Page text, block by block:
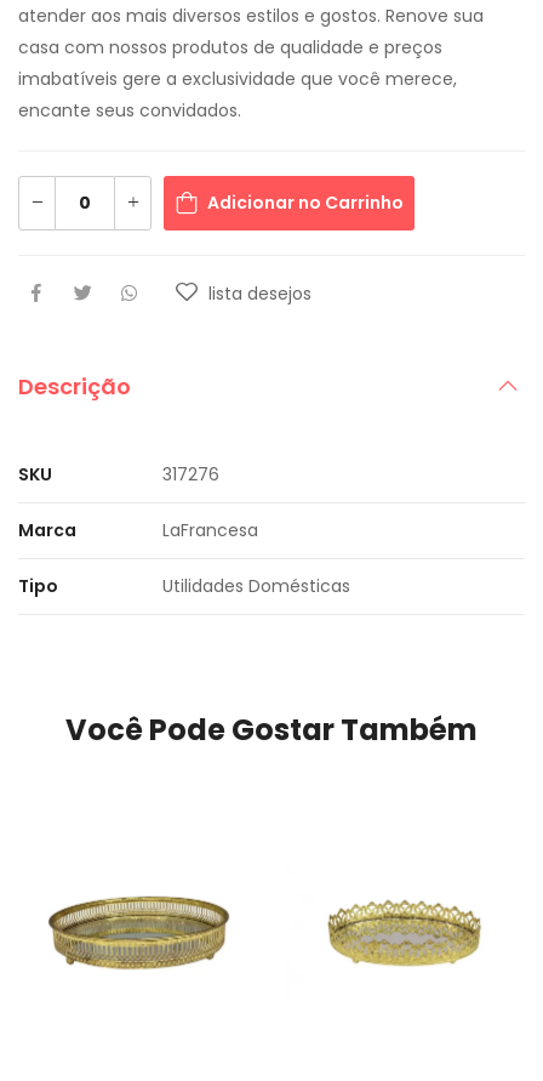
atender aos mais diversos estilos e gostos. Renove sua
casa com nossos produtos de qualidade e preços
imabatíveis gere a exclusividade que você merece,
encante seus convidados.
Adicionar no Carrinho
lista desejos
Descrição
SKU 317276
Marca LaFrancesa
Tipo Utilidades Domésticas
Você Pode Gostar Também